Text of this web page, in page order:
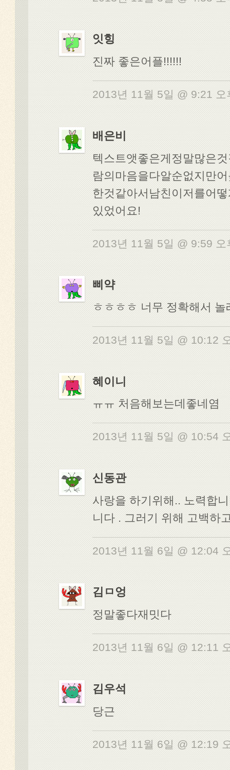
잇힝
진짜 좋은어플!!!!!!
2013년 11월 5일 @ 9:21
배은비
텍스트앳좋은게정말많은
람의마음을다알순없지만
한것같아서남친이저를어
있었어요!
2013년 11월 5일 @ 9:59
삐약
ㅎㅎㅎㅎ 너무 정확해서 놀
2013년 11월 5일 @ 10:12
혜이니
ㅠㅠ 처음해보는데좋네염
2013년 11월 5일 @ 10:54
신동관
사랑을 하기위해.. 노력합
니다 . 그러기 위해 고백하
2013년 11월 6일 @ 12:04
김ㅁ엉
정말좋다재밋다
2013년 11월 6일 @ 12:11
김우석
당근
2013년 11월 6일 @ 12:19